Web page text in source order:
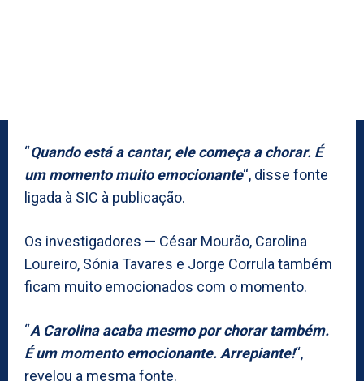
“Quando está a cantar, ele começa a chorar. É
um momento muito emocionante“, disse fonte
ligada à SIC à publicação.
Os investigadores — César Mourão, Carolina
Loureiro, Sónia Tavares e Jorge Corrula também
ficam muito emocionados com o momento.
“A Carolina acaba mesmo por chorar também.
É um momento emocionante. Arrepiante!“,
revelou a mesma fonte.